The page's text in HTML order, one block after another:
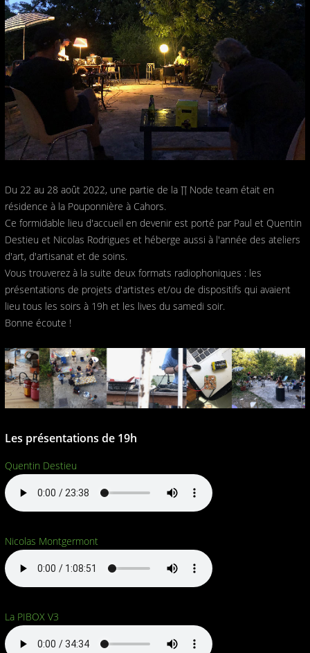
Du 22 au 28 août 2022, une partie de la ∏ Node team était en
résidence à la Pouponnière à Cahors.
Ce formidable lieu d'accueil en devenir est porté par Paul et Quentin
Destieu et Nicolas Rodrigues et héberge aussi à l'année des ateliers
d'art, d'artisanat et de soins.
Vous trouverez à la suite deux formats radiophoniques : les
présentations de projets d'artistes et/ou de dispositifs qui avaient
lieu tous les soirs à 19h et les lives du samedi soir.
Bonne écoute !
Les présentations de 19h
Quentin Destieu
Nicolas Montgermont
La PIBOX V3